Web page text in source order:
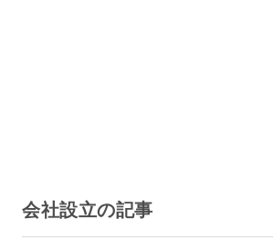
会社設立の記事